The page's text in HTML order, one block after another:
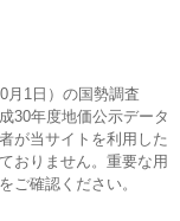
月1日）の国勢調査
30年度地価公示データ
が当サイトを利用した
おりません。重要な用
ご確認ください。